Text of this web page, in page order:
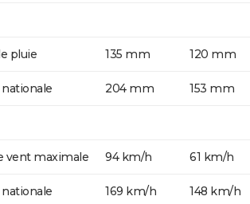
pluie 135 mm 120 mm
204 mm 153 mm
vent maximale 94 km/h 61 km/h
169 km/h 148 km/h